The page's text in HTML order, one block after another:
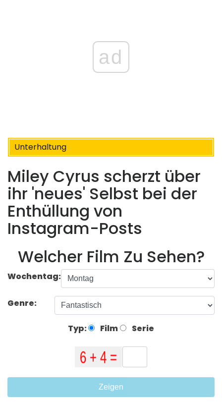
ad
Unterhaltung
Miley Cyrus scherzt über
ihr 'neues' Selbst bei der
Enthüllung von
Instagram-Posts
Welcher Film Zu Sehen?
Wochentag:
Genre:
Typ: Film Serie
Zeigen